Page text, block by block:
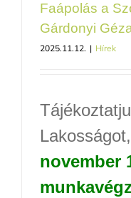
Faápolás a
Gárdonyi
2025.11.12. | Hírek
november